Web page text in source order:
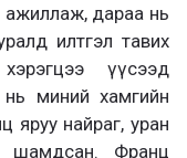
ажиллаж, дараа нь
илтгэл тавих
үүсээд
миний хамгийн
яруу найраг, уран
шамдсан. Франц